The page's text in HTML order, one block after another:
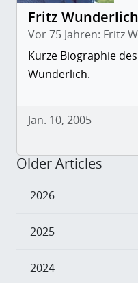
Fritz Wunderlich
Vor 75 Jahren: Fritz
Kurze Biographie
Wunderlich.
Jan. 10, 2005
Older Articles
2026
2025
2024